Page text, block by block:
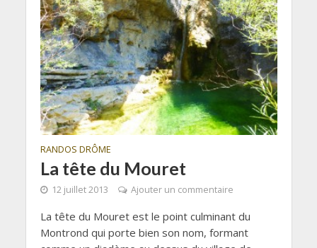
RANDOS DRÔME
La tête du Mouret
12 juillet 2013 Ajouter un commentaire
La tête du Mouret est le point culminant du
Montrond qui porte bien son nom, formant